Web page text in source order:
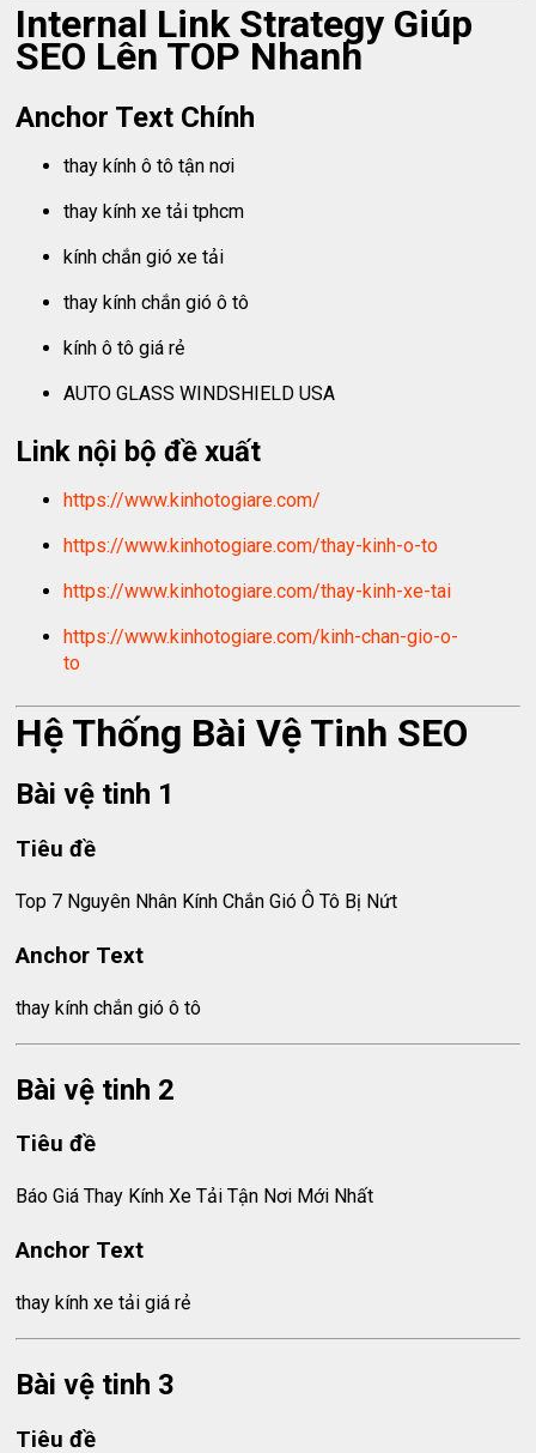
Internal Link Strategy Giúp
SEO Lên TOP Nhanh
Anchor Text Chính
thay kính ô tô tận nơi
thay kính xe tải tphcm
kính chắn gió xe tải
thay kính chắn gió ô tô
kính ô tô giá rẻ
AUTO GLASS WINDSHIELD USA
Link nội bộ đề xuất
https://www.kinhotogiare.com/
https://www.kinhotogiare.com/thay-kinh-o-to
https://www.kinhotogiare.com/thay-kinh-xe-tai
https://www.kinhotogiare.com/kinh-chan-gio-o-
to
Hệ Thống Bài Vệ Tinh SEO
Bài vệ tinh 1
Tiêu đề
Top 7 Nguyên Nhân Kính Chắn Gió Ô Tô Bị Nứt
Anchor Text
thay kính chắn gió ô tô
Bài vệ tinh 2
Tiêu đề
Báo Giá Thay Kính Xe Tải Tận Nơi Mới Nhất
Anchor Text
thay kính xe tải giá rẻ
Bài vệ tinh 3
Tiêu đề